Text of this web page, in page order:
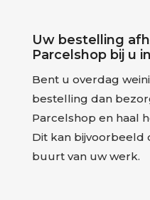
Uw bestelling
Parcelshop bij u
Bent u overdag
bestelling dan
Parcelshop en haal
Dit kan bijvoorbeeld
buurt van uw werk.